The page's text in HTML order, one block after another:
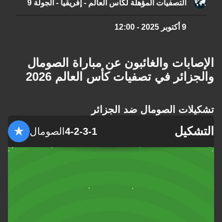
التصفيات المؤهلة لكأس العالم - إفريقيا - الجولة 9
9 أكتوبر 2025 -
12:00
الإصابات والغائبون عن مباراة الصومال
والجزائر في تصفيات كأس العالم 2026
تشكيلات الصومال ضد الجزائر
الصومال 4-2-3-1 التشكيل